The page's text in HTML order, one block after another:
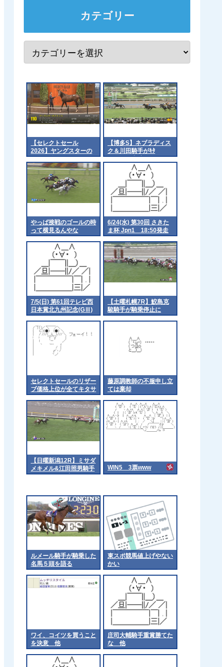
カテゴリー
【セレクトセール
2026】ヤングスターの
2025（父イクイノック
ス）4億2千万円で落
札 他
【博多S】ネブラディス
ク＆川田騎手がｷﾀ
━━━━(ﾟ∀ﾟ)━━━━!!
やっぱ接戦のゴールの時
って横見るんやな
6/24(水) 第30回 さきた
ま杯 Jpn1 18:50発走
7/5(日) 第61回テレビ西
日本賞北九州記念(GⅢ)
part1
【土曜札幌7R】鮫島克
駿騎手が騎乗停止に
セレクトセールのリザー
ブ価格上位が全てキタサ
ンイクイ産駒に
藤原調教師の不服申し立
ては棄却
【日曜新潟12R】ミサダ
メキメル&江田照男騎手
がｷﾀ━━━━(ﾟ
WIN5 3票www
ルメール騎手が騎乗した
名馬５頭を語る
東スポ競馬値上げやない
かい
ワイ、コイツを買うこと
を決意 他
庄司大輔騎手重賞勝てた
な 他